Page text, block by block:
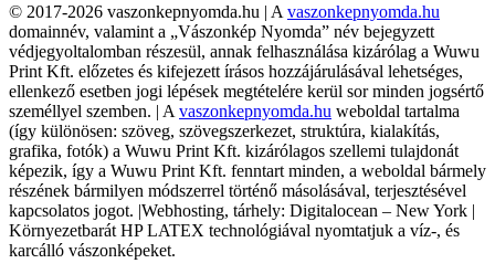
© 2017-2026 vaszonkepnyomda.hu | A vaszonkepnyomda.hu
domainnév, valamint a „Vászonkép Nyomda” név bejegyzett
védjegyoltalomban részesül, annak felhasználása kizárólag a Wuwu
Print Kft. előzetes és kifejezett írásos hozzájárulásával lehetséges,
ellenkező esetben jogi lépések megtételére kerül sor minden jogsértő
személlyel szemben. | A vaszonkepnyomda.hu weboldal tartalma
(így különösen: szöveg, szövegszerkezet, struktúra, kialakítás,
grafika, fotók) a Wuwu Print Kft. kizárólagos szellemi tulajdonát
képezik, így a Wuwu Print Kft. fenntart minden, a weboldal bármely
részének bármilyen módszerrel történő másolásával, terjesztésével
kapcsolatos jogot. |Webhosting, tárhely: Digitalocean – New York |
Környezetbarát HP LATEX technológiával nyomtatjuk a víz-, és
karcálló vászonképeket.